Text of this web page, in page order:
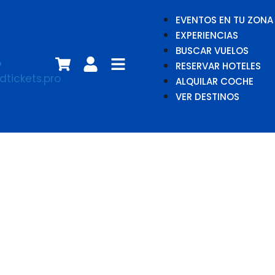
EVENTOS EN TU ZONA
EXPERIENCIAS
BUSCAR VUELOS
RESERVAR HOTELES
ALQUILAR COCHE
VER DESTINOS